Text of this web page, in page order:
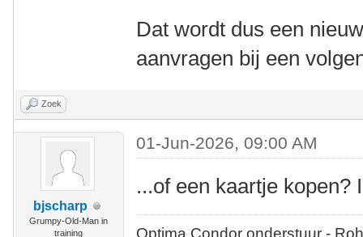
Dat wordt dus een
aanvragen bij een
Zoek
bjscharp
Grumpy-Old-Man in
training
01-Jun-2026, 09:00 AM
...of een kaartje kopen?
Optima Condor onderstuur -